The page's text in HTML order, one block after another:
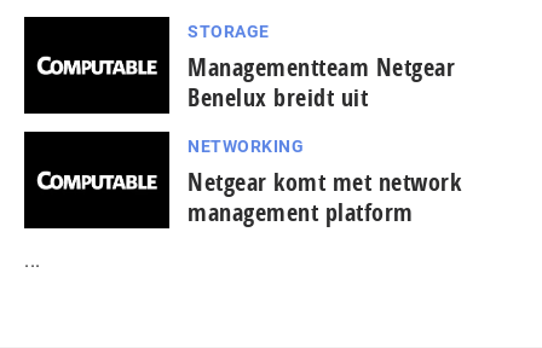
STORAGE
Managementteam Netgear
Benelux breidt uit
NETWORKING
Netgear komt met network
management platform
...